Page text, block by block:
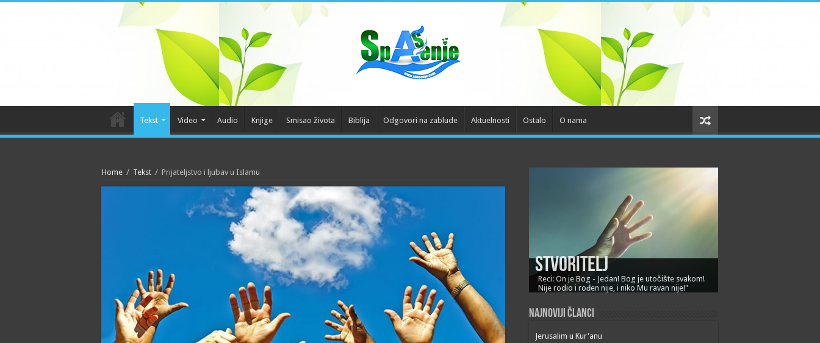
Tekst Video Audio Knjige Smisao života Biblija Odgovori na zablude Aktuelnosti Ostalo O nama
Home / Tekst / Prijateljstvo i ljubav u Islamu
Stvoritelj
Reci: On je Bog - Jedan! Bog je utočište svakom!
Nije rodio i rođen nije, i niko Mu ravan nije!"
Najnoviji članci
Jerusalim u Kur'anu